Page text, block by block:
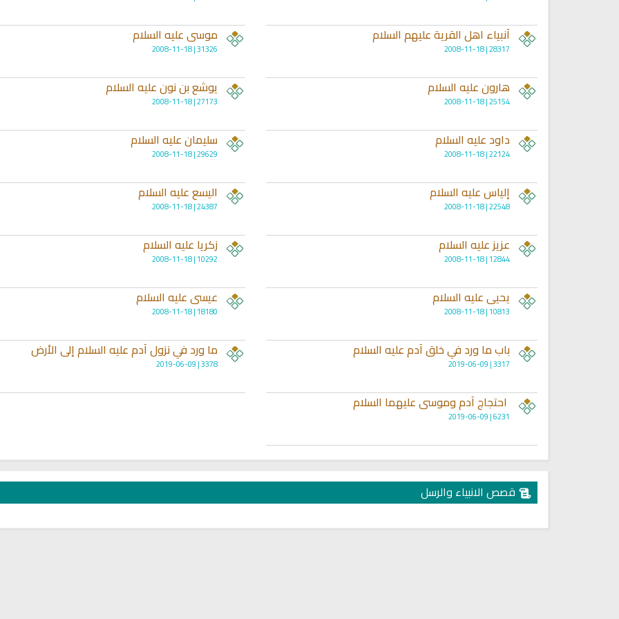
أنبياء اهل القرية عليهم السلام
28317 | 2008-11-18
موسى عليه السلام
31326 | 2008-11-18
هارون عليه السلام
25154 | 2008-11-18
يوشع بن نون عليه السلام
27173 | 2008-11-18
داود عليه السلام
22124 | 2008-11-18
سليمان عليه السلام
29629 | 2008-11-18
إلياس عليه السلام
22548 | 2008-11-18
اليسع عليه السلام
24387 | 2008-11-18
عزيز عليه السلام
12844 | 2008-11-18
زكريا عليه السلام
10292 | 2008-11-18
يحيى عليه السلام
10813 | 2008-11-18
عيسى عليه السلام
18180 | 2008-11-18
باب ما ورد في خلق آدم عليه السلام
3317 | 2019-06-09
ما ورد في نزول آدم عليه السلام إلى الأرض
3378 | 2019-06-09
احتجاج آدم وموسى عليهما السلام
6231 | 2019-06-09
قصص الانبياء والرسل
تلاوة جديدة للشيخ مشاري
تلاوات منوعة التاميلية
الترجمات الصوتية لمعاني
الترجمة الصوتية لمعاني القرآن الى
اللغة الفارسية
القرآن Mp3
12483 | 2024-05-29
القرآن Mp3
الكريم مباشرة بصوت الشيخ
سعود الشريم
اذاعة القران الكريم من لبنان - البث
المباشر
القران الكريم مباشرة بصوت الشيخ
سعد الغامدي
راديو الشيخ ياسر
الكريم